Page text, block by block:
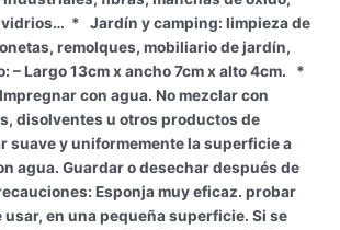
* Jardín y camping: limpieza de
remolques, mobiliario de jardín,
– Largo 13cm x ancho 7cm x alto 4cm. *
con agua. No mezclar con
disolventes u otros productos de
y uniformemente la superficie a
agua. Guardar o desechar después de
Esponja muy eficaz. probar
usar, en una pequeña superficie. Si se